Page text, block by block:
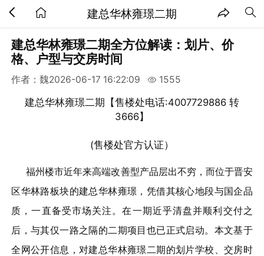
建总华林雍璟二期
建总华林雍璟二期全方位解读：划片、价
格、户型与交房时间
作者：魏2026-06-17 16:22:09 1555
建总华林雍璟二期 【售楼处电话:4007729886 转
3666】
(售楼处官方认证）
福州楼市近年来高端改善型产品层出不穷，而位于晋安
区华林路板块的建总华林雍璟，凭借其核心地段与国企品
质，一直备受市场关注。在一期近乎清盘并顺利交付之
后，与其仅一路之隔的二期项目也已正式启动。本文基于
全网公开信息，对建总华林雍璟二期的划片学校、交房时